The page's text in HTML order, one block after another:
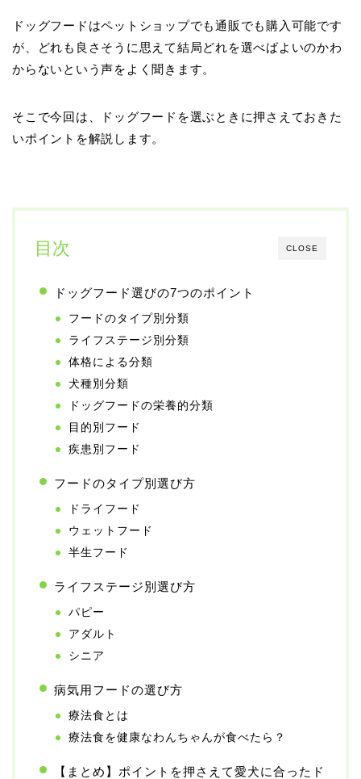
ドッグフードはペットショップでも通販でも購入可能です
が、どれも良さそうに思えて結局どれを選べばよいのかわ
からないという声をよく聞きます。
そこで今回は、ドッグフードを選ぶときに押さえておきた
いポイントを解説します。
CLOSE
目次
ドッグフード選びの7つのポイント
フードのタイプ別分類
ライフステージ別分類
体格による分類
犬種別分類
ドッグフードの栄養的分類
目的別フード
疾患別フード
フードのタイプ別選び方
ドライフード
ウェットフード
半生フード
ライフステージ別選び方
パピー
アダルト
シニア
病気用フードの選び方
療法食とは
療法食を健康なわんちゃんが食べたら？
【まとめ】ポイントを押さえて愛犬に合ったド